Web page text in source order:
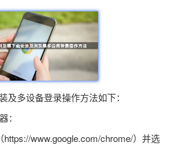
及多设备登录操作方法如下：
：
www.google.com/chrome/）并选